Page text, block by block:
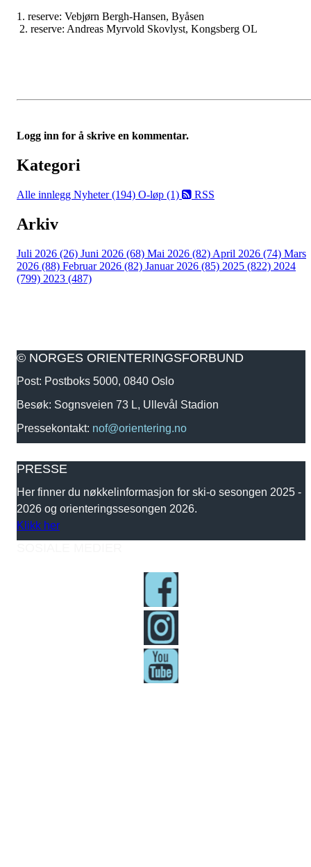
1. reserve: Vebjørn Bergh-Hansen, Byåsen
2. reserve: Andreas Myrvold Skovlyst, Kongsberg OL
Logg inn for å skrive en kommentar.
Kategori
Alle innlegg Nyheter (194) O-løp (1) RSS
Arkiv
Juli 2026 (26) Juni 2026 (68) Mai 2026 (82) April 2026 (74) Mars
2026 (88) Februar 2026 (82) Januar 2026 (85) 2025 (822) 2024
(799) 2023 (487)
© NORGES ORIENTERINGSFORBUND
Post: Postboks 5000, 0840 Oslo
Besøk: Sognsveien 73 L, Ullevål Stadion
Pressekontakt: nof@orientering.no
PRESSE
Her finner du nøkkelinformasjon for ski-o sesongen 2025 -
2026 og orienteringssesongen 2026.
Klikk her